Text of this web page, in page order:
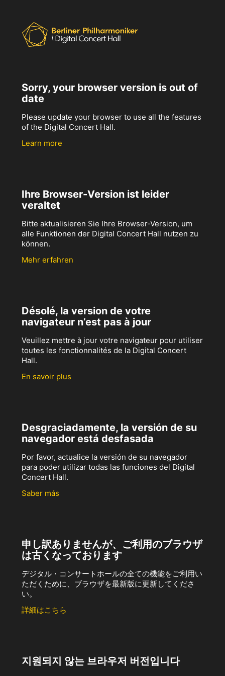
Sorry, your browser version is out of
date
Please update your browser to use all the features
of the Digital Concert Hall.
Learn more
Ihre Browser-Version ist leider
veraltet
Bitte aktualisieren Sie Ihre Browser-Version, um
alle Funktionen der Digital Concert Hall nutzen zu
können.
Mehr erfahren
Désolé, la version de votre
navigateur n’est pas à jour
Veuillez mettre à jour votre navigateur pour utiliser
toutes les fonctionnalités de la Digital Concert
Hall.
En savoir plus
Desgraciadamente, la versión de su
navegador está desfasada
Por favor, actualice la versión de su navegador
para poder utilizar todas las funciones del Digital
Concert Hall.
Saber más
申し訳ありませんが、ご利用のブラウザ
は古くなっております
デジタル・コンサートホールの全ての機能をご利用い
ただくために、ブラウザを最新版に更新してくださ
い。
詳細はこちら
지원되지 않는 브라우저 버전입니다